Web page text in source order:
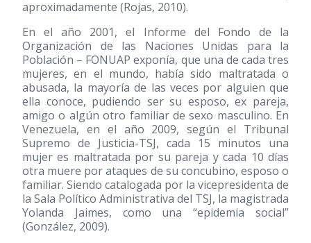
aproximadamente (Rojas, 2010).
En el año 2001, el Informe del Fondo de la
Organización de las Naciones Unidas para la
Población – FONUAP exponía, que una de cada tres
mujeres, en el mundo, había sido maltratada o
abusada, la mayoría de las veces por alguien que
ella conoce, pudiendo ser su esposo, ex pareja,
amigo o algún otro familiar de sexo masculino. En
Venezuela, en el año 2009, según el Tribunal
Supremo de Justicia-TSJ, cada 15 minutos una
mujer es maltratada por su pareja y cada 10 días
otra muere por ataques de su concubino, esposo o
familiar. Siendo catalogada por la vicepresidenta de
la Sala Político Administrativa del TSJ, la magistrada
Yolanda Jaimes, como una “epidemia social”
(González, 2009).